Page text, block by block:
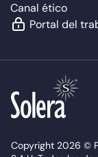
Canal ético
Portal del
Copyright 2026 ©